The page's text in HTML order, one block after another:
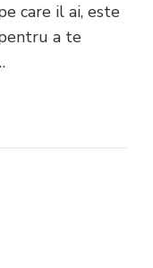
care il ai, este
a te